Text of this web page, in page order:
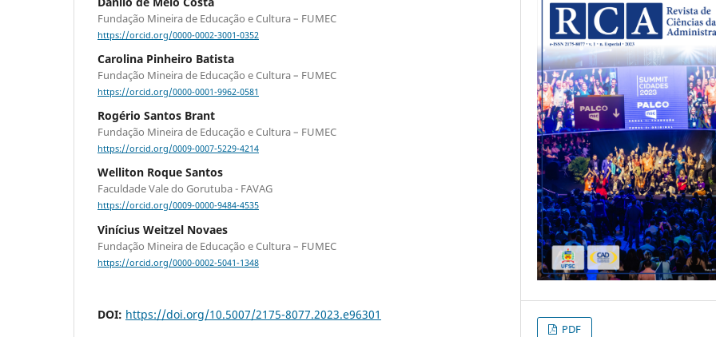
Fundação Mineira de Educação e Cultura – FUMEC
https://orcid.org/0000-0002-3001-0352
Carolina Pinheiro Batista
Fundação Mineira de Educação e Cultura – FUMEC
https://orcid.org/0000-0001-9962-0581
Rogério Santos Brant
Fundação Mineira de Educação e Cultura – FUMEC
https://orcid.org/0009-0007-5229-4214
Welliton Roque Santos
Faculdade Vale do Gorutuba - FAVAG
https://orcid.org/0009-0000-9484-4535
Vinícius Weitzel Novaes
Fundação Mineira de Educação e Cultura – FUMEC
https://orcid.org/0000-0002-5041-1348
DOI: https://doi.org/10.5007/2175-8077.2023.e96301
PDF